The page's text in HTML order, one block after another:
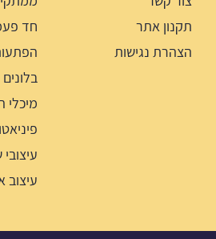
תקנון אתר
הצהרת נגישות
חד
בלונים
מיכלי
עיצוב